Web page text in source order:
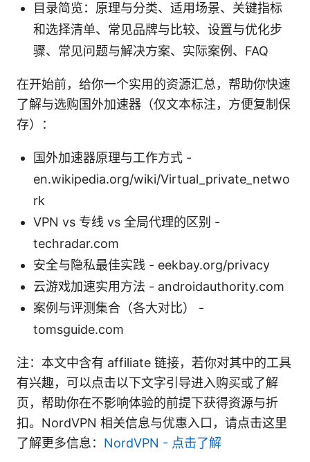
目录简览：原理与分类、适用场景、关键指标
和选择清单、常见品牌与比较、设置与优化步
骤、常见问题与解决方案、实际案例、FAQ
在开始前，给你一个实用的资源汇总，帮助你快速
了解与选购国外加速器（仅文本标注，方便复制保
存）：
国外加速器原理与工作方式 -
en.wikipedia.org/wiki/Virtual_private_netwo
rk
VPN vs 专线 vs 全局代理的区别 -
techradar.com
安全与隐私最佳实践 - eekbay.org/privacy
云游戏加速实用方法 - androidauthority.com
案例与评测集合（各大对比） -
tomsguide.com
注：本文中含有 affiliate 链接，若你对其中的工具
有兴趣，可以点击以下文字引导进入购买或了解
页，帮助你在不影响体验的前提下获得资源与折
扣。NordVPN 相关信息与优惠入口，请点击这里
了解更多信息： NordVPN - 点击了解